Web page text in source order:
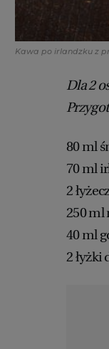
Kawa po irlandzku z
Dla 2
80 ml
70 ml
2
250 ml
40 ml
2 łyżki